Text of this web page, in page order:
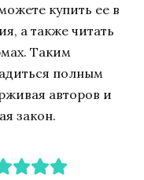
купить ее в
а также читать
Таким
полным
авторов и
закон.